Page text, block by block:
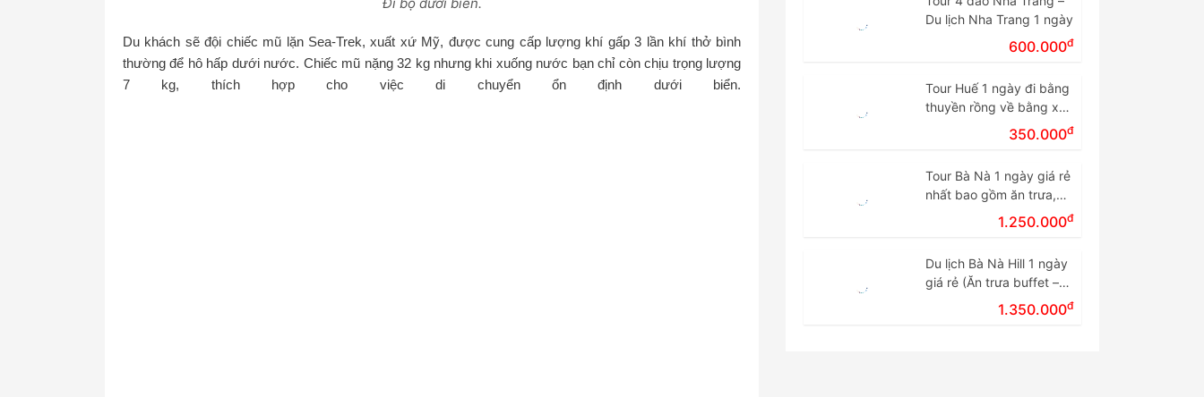
Du khách sẽ đội chiếc mũ lặn Sea-Trek, xuất xứ Mỹ, được cung cấp lượng khí gấp 3 lần khí thở bình
thường để hô hấp dưới nước. Chiếc mũ nặng 32 kg nhưng khi xuống nước bạn chỉ còn chịu trọng lượng
7 kg, thích hợp cho việc di chuyển ổn định dưới biển.
Du lịch Nha Trang 1 ngày
600.000đ
Tour Huế 1 ngày đi bằng
thuyền rồng về bằng xe
350.000đ
Tour Bà Nà 1 ngày giá rẻ
nhất bao gồm ăn trưa,
1.250.000đ
Du lịch Bà Nà Hill 1 ngày
giá rẻ (Ăn trưa buffet –
Tour ghép đoàn)1.350.000đ